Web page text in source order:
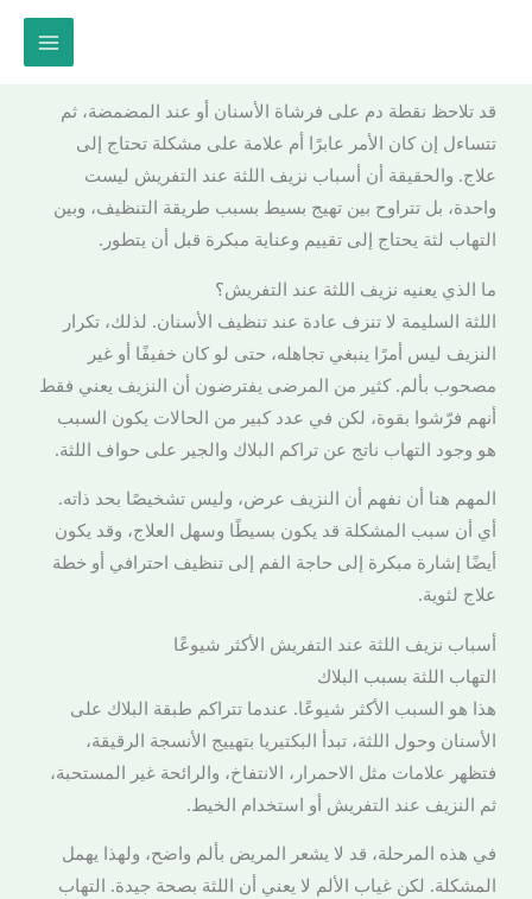
قد تلاحظ نقطة دم على فرشاة الأسنان أو عند المضمضة، ثم
تتساءل إن كان الأمر عابرًا أم علامة على مشكلة تحتاج إلى
علاج. والحقيقة أن أسباب نزيف اللثة عند التفريش ليست
واحدة، بل تتراوح بين تهيج بسيط بسبب طريقة التنظيف، وبين
التهاب لثة يحتاج إلى تقييم وعناية مبكرة قبل أن يتطور.
ما الذي يعنيه نزيف اللثة عند التفريش؟
اللثة السليمة لا تنزف عادة عند تنظيف الأسنان. لذلك، تكرار
النزيف ليس أمرًا ينبغي تجاهله، حتى لو كان خفيفًا أو غير
مصحوب بألم. كثير من المرضى يفترضون أن النزيف يعني فقط
أنهم فرّشوا بقوة، لكن في عدد كبير من الحالات يكون السبب
هو وجود التهاب ناتج عن تراكم البلاك والجير على حواف اللثة.
المهم هنا أن نفهم أن النزيف عرض، وليس تشخيصًا بحد ذاته.
أي أن سبب المشكلة قد يكون بسيطًا وسهل العلاج، وقد يكون
أيضًا إشارة مبكرة إلى حاجة الفم إلى تنظيف احترافي أو خطة
علاج لثوية.
أسباب نزيف اللثة عند التفريش الأكثر شيوعًا
التهاب اللثة بسبب البلاك
هذا هو السبب الأكثر شيوعًا. عندما تتراكم طبقة البلاك على
الأسنان وحول اللثة، تبدأ البكتيريا بتهييج الأنسجة الرقيقة،
فتظهر علامات مثل الاحمرار، الانتفاخ، والرائحة غير المستحبة،
ثم النزيف عند التفريش أو استخدام الخيط.
في هذه المرحلة، قد لا يشعر المريض بألم واضح، ولهذا يهمل
المشكلة. لكن غياب الألم لا يعني أن اللثة بصحة جيدة. التهاب